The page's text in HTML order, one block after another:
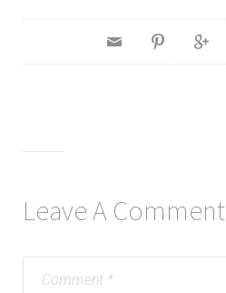
Leave A Comment